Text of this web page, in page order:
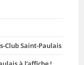
Club Saint-Paulais